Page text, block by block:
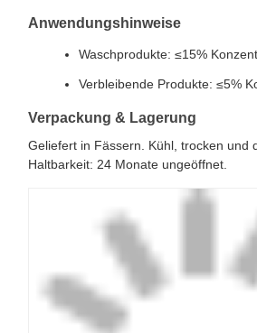
Anwendungshinweise
Waschprodukte: ≤15%
Verbleibende Produkte: ≤5%
Verpackung & Lagerung
Geliefert in Fässern. Kühl, trocken und
Haltbarkeit: 24 Monate ungeöffnet.